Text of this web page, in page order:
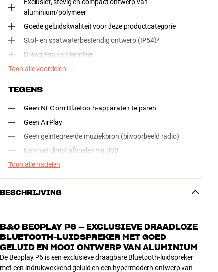
Exclusief, stevig en compact ontwerp van
aluminium/polymeer
Goede geluidskwaliteit voor deze productcategorie
Stof- en spatwaterbestendig ontwerp (IP54)*
Draagriem van kernleer
Toon alle voordelen
TEGENS
Geen NFC om Bluetooth-apparaten te paren
Geen AirPlay
Geen geïntegreerde muziekbron (bijvoorbeeld radio)
Kan niet direct afspelen via USB
Toon alle nadelen
BESCHRIJVING
B&O BEOPLAY P6 – EXCLUSIEVE DRAADLOZE
BLUETOOTH-LUIDSPREKER MET GOED
GELUID EN MOOI ONTWERP VAN ALUMINIUM
De Beoplay P6 is een exclusieve draagbare Bluetooth-luidspreker
met een indrukwekkend geluid en een hypermodern ontwerp van